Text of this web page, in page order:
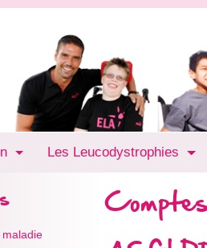
Les Leucodystrophies